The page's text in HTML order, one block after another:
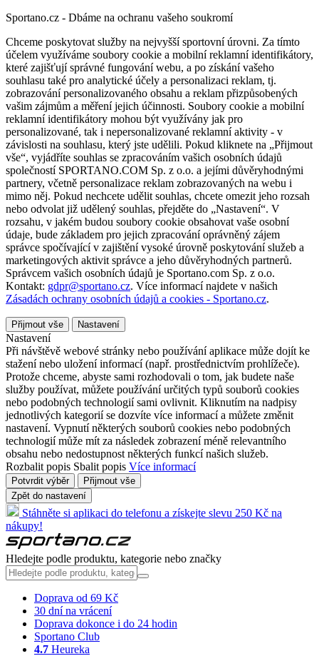
Sportano.cz - Dbáme na ochranu vašeho soukromí
Chceme poskytovat služby na nejvyšší sportovní úrovni. Za tímto
účelem využíváme soubory cookie a mobilní reklamní identifikátory,
které zajišťují správné fungování webu, a po získání vašeho
souhlasu také pro analytické účely a personalizaci reklam, tj.
zobrazování personalizovaného obsahu a reklam přizpůsobených
vašim zájmům a měření jejich účinnosti. Soubory cookie a mobilní
reklamní identifikátory mohou být využívány jak pro
personalizované, tak i nepersonalizované reklamní aktivity - v
závislosti na souhlasu, který jste udělili. Pokud kliknete na „Přijmout
vše“, vyjádříte souhlas se zpracováním vašich osobních údajů
společností SPORTANO.COM Sp. z o.o. a jejími důvěryhodnými
partnery, včetně personalizace reklam zobrazovaných na webu i
mimo něj. Pokud nechcete udělit souhlas, chcete omezit jeho rozsah
nebo odvolat již udělený souhlas, přejděte do „Nastavení“. V
rozsahu, v jakém budou soubory cookie obsahovat vaše osobní
údaje, bude základem pro jejich zpracování oprávněný zájem
správce spočívající v zajištění vysoké úrovně poskytování služeb a
marketingových aktivit správce a jeho důvěryhodných partnerů.
Správcem vašich osobních údajů je Sportano.com Sp. z o.o.
Kontakt: gdpr@sportano.cz. Více informací najdete v našich
Zásadách ochrany osobních údajů a cookies - Sportano.cz.
Přijmout vše Nastavení
Nastavení
Při návštěvě webové stránky nebo používání aplikace může dojít ke
stažení nebo uložení informací (např. prostřednictvím prohlížeče).
Protože chceme, abyste sami rozhodovali o tom, jak budete naše
služby používat, můžete používání určitých typů souborů cookies
nebo podobných technologií sami ovlivnit. Kliknutím na nadpisy
jednotlivých kategorií se dozvíte více informací a můžete změnit
nastavení. Vypnutí některých souborů cookies nebo podobných
technologií může mít za následek zobrazení méně relevantního
obsahu nebo nedostupnost některých funkcí našich služeb.
Rozbalit popis Sbalit popis Více informací
Potvrdit výběr
Přijmout vše
Zpět do nastavení
Stáhněte si aplikaci do telefonu a získejte slevu 250 Kč na
nákupy!
Hledejte podle produktu, kategorie nebo značky
Doprava od 69 Kč
30 dní na vrácení
Doprava dokonce i do 24 hodin
Sportano Club
4.7 Heureka